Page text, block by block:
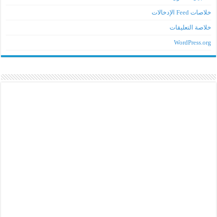
خلاصات Feed الإدخالات
خلاصة التعليقات
WordPress.org